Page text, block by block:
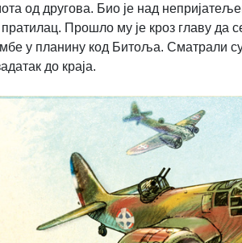
од другова. Био је над
Прошло му је кроз главу да
у планину код Битоља. Сматрали
до краја.